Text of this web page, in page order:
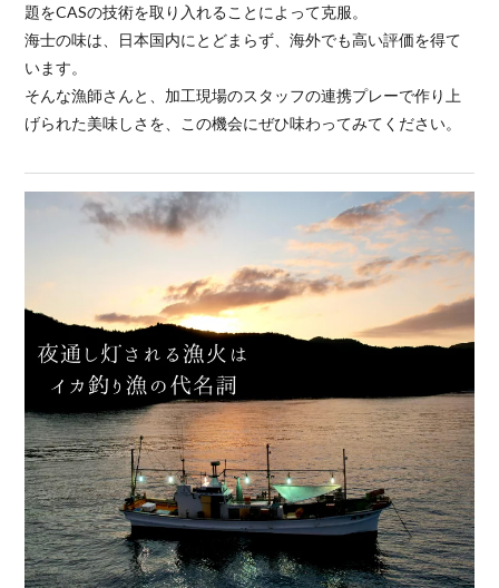
題をCASの技術を取り入れることによって克服。
海士の味は、日本国内にとどまらず、海外でも高い評価を得て
います。
そんな漁師さんと、加工現場のスタッフの連携プレーで作り上
げられた美味しさを、この機会にぜひ味わってみてください。